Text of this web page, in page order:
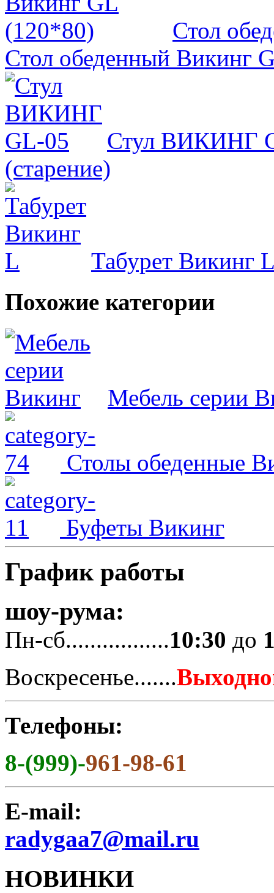
Стол
Стол обеденный Викинг
Стул ВИКИНГ
(старение)
Табурет Викинг L
Похожие категории
Мебель серии
Столы обеденные
Буфеты Викинг
График работы
шоу-рума:
Пн-сб.................10:30 до
Воскресенье.......
Телефоны:
8-(999)-961-98-61
E-mail:
radygaa7@mail.ru
НОВИНКИ